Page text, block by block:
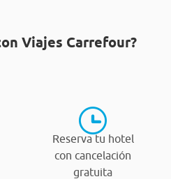
Viajes Carrefour?
Reserva tu hotel
con cancelación
gratuita